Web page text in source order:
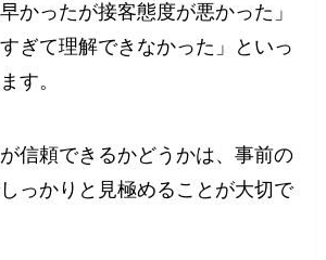
かったが接客態度が悪かった」
すぎて理解できなかった」といっ
す。
信頼できるかどうかは、事前の
っかりと見極めることが大切で